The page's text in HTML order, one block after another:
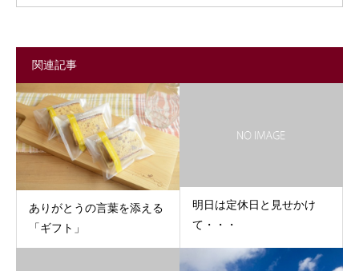
関連記事
ありがとうの言葉を添える
「ギフト」
明日は定休日と見せかけ
て・・・